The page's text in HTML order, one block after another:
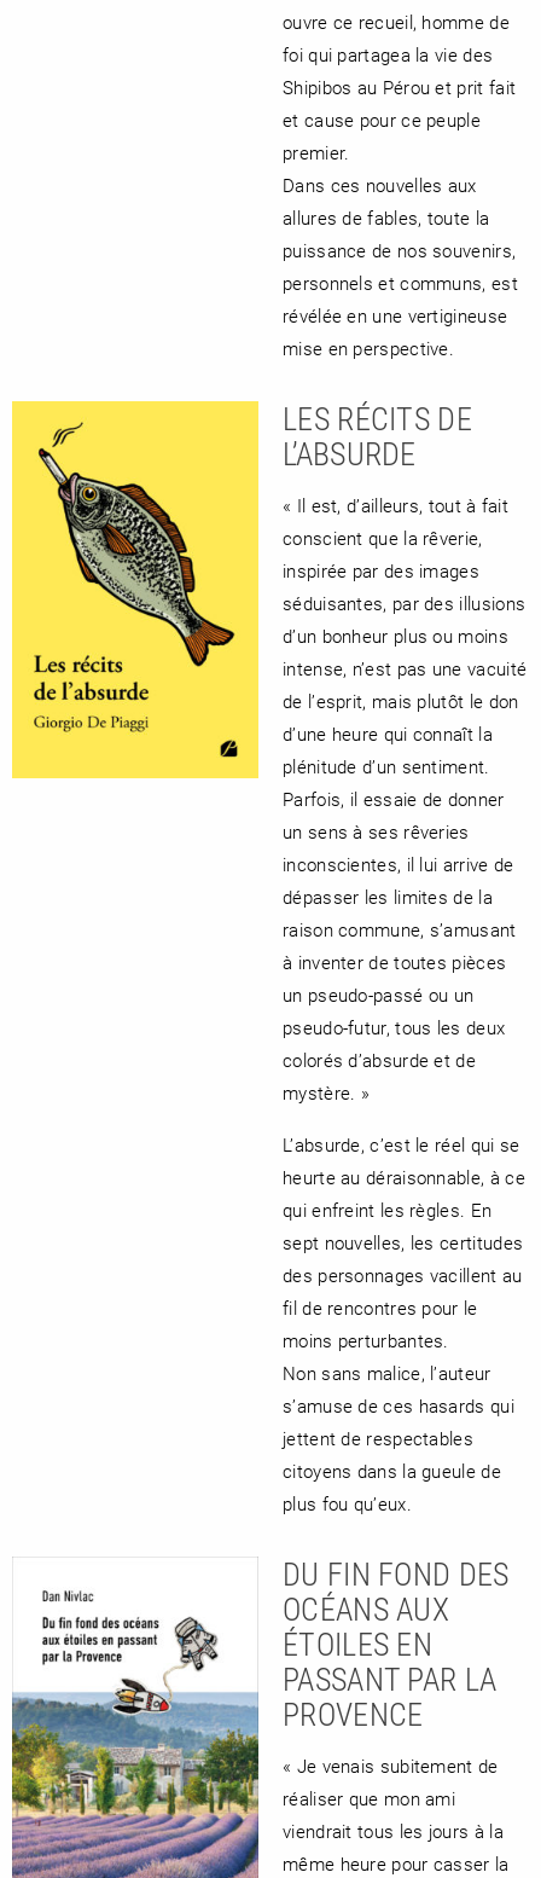
ouvre ce recueil, homme de
foi qui partagea la vie des
Shipibos au Pérou et prit fait
et cause pour ce peuple
premier.
Dans ces nouvelles aux
allures de fables, toute la
puissance de nos souvenirs,
personnels et communs, est
révélée en une vertigineuse
mise en perspective.
LES RÉCITS DE
L’ABSURDE
« Il est, d’ailleurs, tout à fait
conscient que la rêverie,
inspirée par des images
séduisantes, par des illusions
d’un bonheur plus ou moins
intense, n’est pas une vacuité
de l’esprit, mais plutôt le don
d’une heure qui connaît la
plénitude d’un sentiment.
Parfois, il essaie de donner
un sens à ses rêveries
inconscientes, il lui arrive de
dépasser les limites de la
raison commune, s’amusant
à inventer de toutes pièces
un pseudo-passé ou un
pseudo-futur, tous les deux
colorés d’absurde et de
mystère. »
L’absurde, c’est le réel qui se
heurte au déraisonnable, à ce
qui enfreint les règles. En
sept nouvelles, les certitudes
des personnages vacillent au
fil de rencontres pour le
moins perturbantes.
Non sans malice, l’auteur
s’amuse de ces hasards qui
jettent de respectables
citoyens dans la gueule de
plus fou qu’eux.
DU FIN FOND DES
OCÉANS AUX
ÉTOILES EN
PASSANT PAR LA
PROVENCE
« Je venais subitement de
réaliser que mon ami
viendrait tous les jours à la
même heure pour casser la